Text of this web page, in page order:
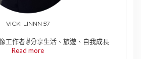
VICKI LINNN 57
工作者✌️分享生活、旅遊、自我成長
Read more